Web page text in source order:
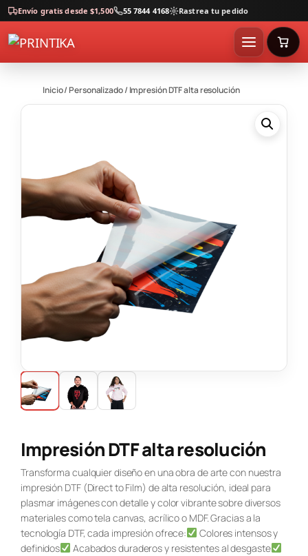
Envío gratis desde $1,500 55 7844 4168 Rastrea tu pedido
Inicio/Personalizado/ Impresión DTF alta resolución
Impresión DTF alta resolución
Transforma cualquier diseño en una obra de arte con nuestra
impresión DTF (Direct to Film) de alta resolución, ideal para
plasmar imágenes con detalle y color vibrante sobre diversos
materiales como tela canvas, acrílico o MDF. Gracias a la
tecnología DTF, cada impresión ofrece:
Colores intensos y
definidos
Acabados duraderos y resistentes al desgaste